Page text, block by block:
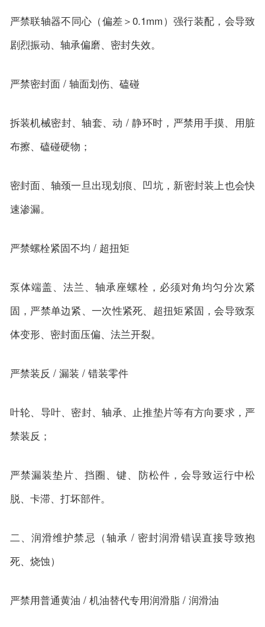
严禁联轴器不同心（偏差＞0.1mm）强行装配，会导致
剧烈振动、轴承偏磨、密封失效。
严禁密封面 / 轴面划伤、磕碰
拆装机械密封、轴套、动 / 静环时，严禁用手摸、用脏
布擦、磕碰硬物；
密封面、轴颈一旦出现划痕、凹坑，新密封装上也会快
速渗漏。
严禁螺栓紧固不均 / 超扭矩
泵体端盖、法兰、轴承座螺栓，必须对角均匀分次紧
固，严禁单边紧、一次性紧死、超扭矩紧固，会导致泵
体变形、密封面压偏、法兰开裂。
严禁装反 / 漏装 / 错装零件
叶轮、导叶、密封、轴承、止推垫片等有方向要求，严
禁装反；
严禁漏装垫片、挡圈、键、防松件，会导致运行中松
脱、卡滞、打坏部件。
二、润滑维护禁忌（轴承 / 密封润滑错误直接导致抱
死、烧蚀）
严禁用普通黄油 / 机油替代专用润滑脂 / 润滑油